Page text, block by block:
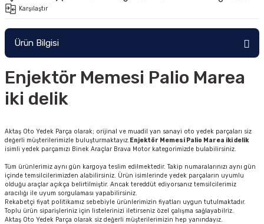
Karşılaştır
Ürün Bilgisi
Enjektör Memesi Palio Marea
iki delik
Aktaş Oto Yedek Parça olarak; orijinal ve muadil yan sanayi oto yedek parçaları siz
değerli müşterilerimizle buluşturmaktayız.Enjektör Memesi Palio Marea iki delik
isimli yedek parçamızı Binek Araçlar Brava Motor kategorimizde bulabilirsiniz.
Tüm ürünlerimiz aynı gün kargoya teslim edilmektedir. Takip numaralarınızı aynı gün
içinde temsilcilerimizden alabilirsiniz. Ürün isimlerinde yedek parçaların uyumlu
olduğu araçlar açıkça belirtilmiştir. Ancak tereddüt ediyorsanız temsilcilerimiz
aracılığı ile uyum sorgulaması yapabilirsiniz.
Rekabetçi fiyat politikamız sebebiyle ürünlerimizin fiyatları uygun tutulmaktadır.
Toplu ürün siparişleriniz için listelerinizi iletirseniz özel çalışma sağlayabilriz.
Aktaş Oto Yedek Parça olarak siz değerli müşterilerimizin hep yanındayız.